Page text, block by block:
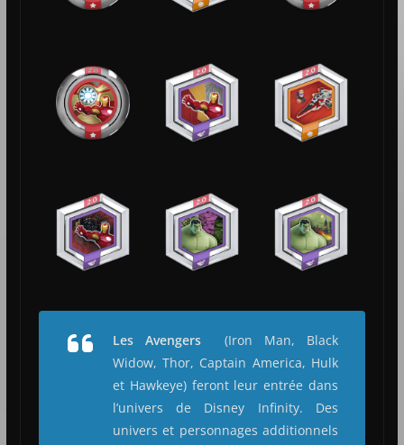
Les Avengers
(Iron Man, Black
Widow, Thor, Captain America, Hulk
et Hawkeye) feront leur entrée dans
l’univers de Disney Infinity. Des
univers et personnages additionnels